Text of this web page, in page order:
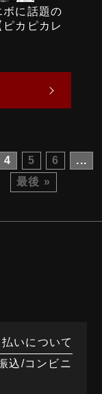
ボに話題の
カピカレ
4 5 6
...
最後 »
いについて
込/コンビニ